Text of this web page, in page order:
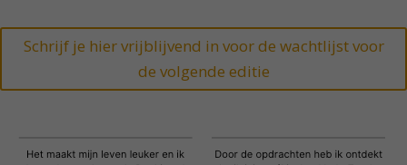
Schrijf je hier vrijblijvend in voor de wachtlijst voor
de volgende editie